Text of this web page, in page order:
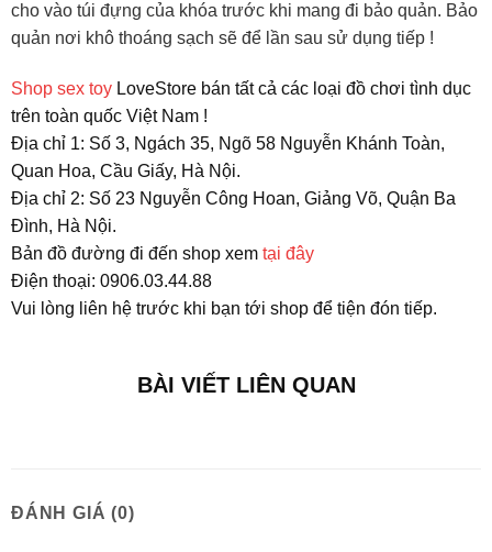
cho vào túi đựng của khóa trước khi mang đi bảo quản. Bảo
quản nơi khô thoáng sạch sẽ để lần sau sử dụng tiếp !
Shop sex toy LoveStore bán tất cả các loại đồ chơi tình dục
trên toàn quốc Việt Nam !
Địa chỉ 1: Số 3, Ngách 35, Ngõ 58 Nguyễn Khánh Toàn,
Quan Hoa, Cầu Giấy, Hà Nội.
Địa chỉ 2: Số 23 Nguyễn Công Hoan, Giảng Võ, Quận Ba
Đình, Hà Nội.
Bản đồ đường đi đến shop xem tại đây
Điện thoại: 0906.03.44.88
Vui lòng liên hệ trước khi bạn tới shop để tiện đón tiếp.
BÀI VIẾT LIÊN QUAN
ĐÁNH GIÁ (0)